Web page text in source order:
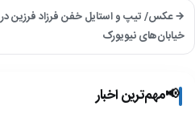
→ عکس/ تیپ و استایل خفن فرزاد فرزین در
خیابان‌های نیویورک
📢مهم‌ترین اخبار